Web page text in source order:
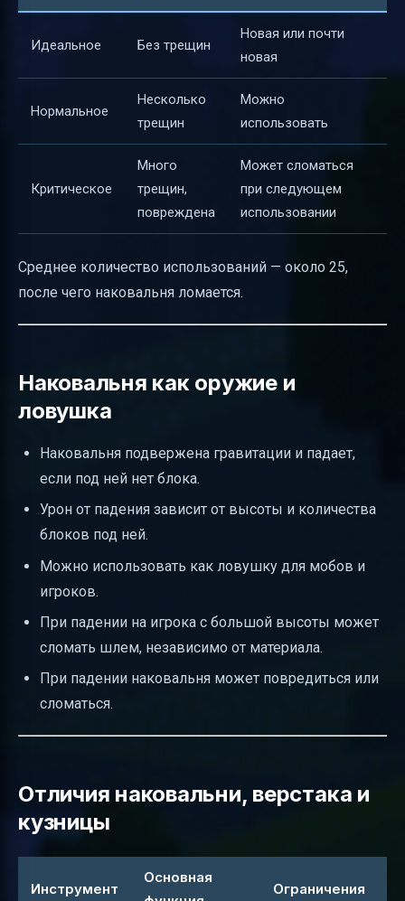
Идеальное Без трещин
Новая или почти
новая
Нормальное
Несколько
трещин
Можно
использовать
Критическое
Много
трещин,
повреждена
Может сломаться
при следующем
использовании
Среднее количество использований — около 25,
после чего наковальня ломается.
Наковальня как оружие и
ловушка
Наковальня подвержена гравитации и падает,
если под ней нет блока.
Урон от падения зависит от высоты и количества
блоков под ней.
Можно использовать как ловушку для мобов и
игроков.
При падении на игрока с большой высоты может
сломать шлем, независимо от материала.
При падении наковальня может повредиться или
сломаться.
Отличия наковальни, верстака и
кузницы
Инструмент
Основная
Ограничения